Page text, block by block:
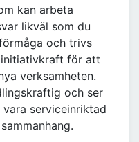
kan arbeta
likväl som du
och trivs
för att
verksamheten.
och ser
serviceinriktad